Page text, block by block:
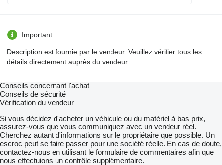
Important
Description est fournie par le vendeur. Veuillez vérifier tous les
détails directement auprès du vendeur.
Conseils concernant l'achat
Conseils de sécurité
Vérification du vendeur
Si vous décidez d'acheter un véhicule ou du matériel à bas prix,
assurez-vous que vous communiquez avec un vendeur réel.
Cherchez autant d'informations sur le propriétaire que possible. Un
escroc peut se faire passer pour une société réelle. En cas de doute,
contactez-nous en utilisant le formulaire de commentaires afin que
nous effectuions un contrôle supplémentaire.